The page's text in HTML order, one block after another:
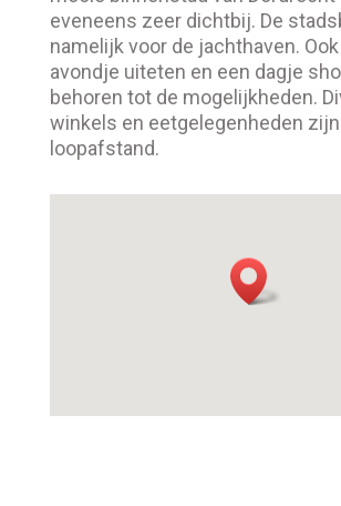
eveneens zeer dichtbij. De
namelijk voor de jachthaven.
avondje uiteten en een dagje
behoren tot de mogelijkheden.
winkels en eetgelegenheden
loopafstand.